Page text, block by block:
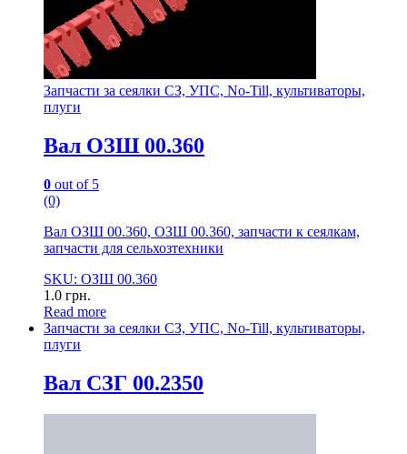
Запчасти за сеялки СЗ, УПС, No-Till, культиваторы,
плуги
Вал ОЗШ 00.360
0 out of 5
(0)
Вал ОЗШ 00.360, ОЗШ 00.360, запчасти к сеялкам,
запчасти для сельхозтехники
SKU: ОЗШ 00.360
1.0 грн.
Read more
Запчасти за сеялки СЗ, УПС, No-Till, культиваторы,
плуги
Вал СЗГ 00.2350